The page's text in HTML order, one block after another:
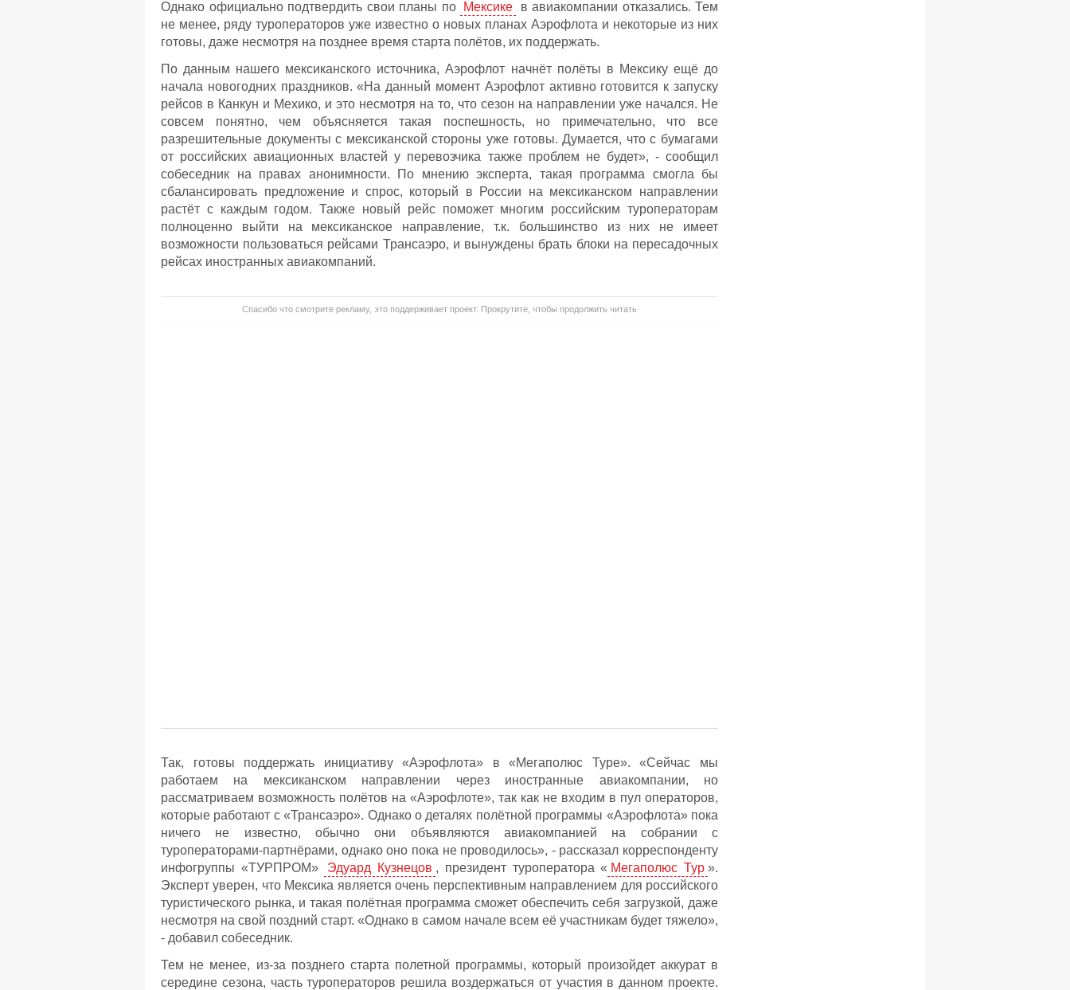
Однако официально подтвердить свои планы по
Мексике
в авиакомпании отказались. Тем
не менее, ряду туроператоров уже известно о новых планах Аэрофлота и некоторые из них
готовы, даже несмотря на позднее время старта полётов, их поддержать.
По данным нашего мексиканского источника, Аэрофлот начнёт полёты в Мексику ещё до
начала новогодних праздников. «На данный момент Аэрофлот активно готовится к запуску
рейсов в Канкун и Мехико, и это несмотря на то, что сезон на направлении уже начался. Не
совсем понятно, чем объясняется такая поспешность, но примечательно, что все
разрешительные документы с мексиканской стороны уже готовы. Думается, что с бумагами
от российских авиационных властей у перевозчика также проблем не будет», - сообщил
собеседник на правах анонимности. По мнению эксперта, такая программа смогла бы
сбалансировать предложение и спрос, который в России на мексиканском направлении
растёт с каждым годом. Также новый рейс поможет многим российским туроператорам
полноценно выйти на мексиканское направление, т.к. большинство из них не имеет
возможности пользоваться рейсами Трансаэро, и вынуждены брать блоки на пересадочных
рейсах иностранных авиакомпаний.
Спасибо что смотрите рекламу, это поддерживает проект. Прокрутите, чтобы продолжить читать
Так, готовы поддержать инициативу «Аэрофлота» в «Мегаполюс Туре». «Сейчас мы
работаем на мексиканском направлении через иностранные авиакомпании, но
рассматриваем возможность полётов на «Аэрофлоте», так как не входим в пул операторов,
которые работают с «Трансаэро». Однако о деталях полётной программы «Аэрофлота» пока
ничего не известно, обычно они объявляются авиакомпанией на собрании с
туроператорами-партнёрами, однако оно пока не проводилось», - рассказал корреспонденту
инфогруппы «ТУРПРОМ»
Эдуард Кузнецов , президент туроператора « Мегаполюс Тур ».
Эксперт уверен, что Мексика является очень перспективным направлением для российского
туристического рынка, и такая полётная программа сможет обеспечить себя загрузкой, даже
несмотря на свой поздний старт. «Однако в самом начале всем её участникам будет тяжело»,
- добавил собеседник.
Тем не менее, из-за позднего старта полетной программы, который произойдет аккурат в
середине сезона, часть туроператоров решила воздержаться от участия в данном проекте.